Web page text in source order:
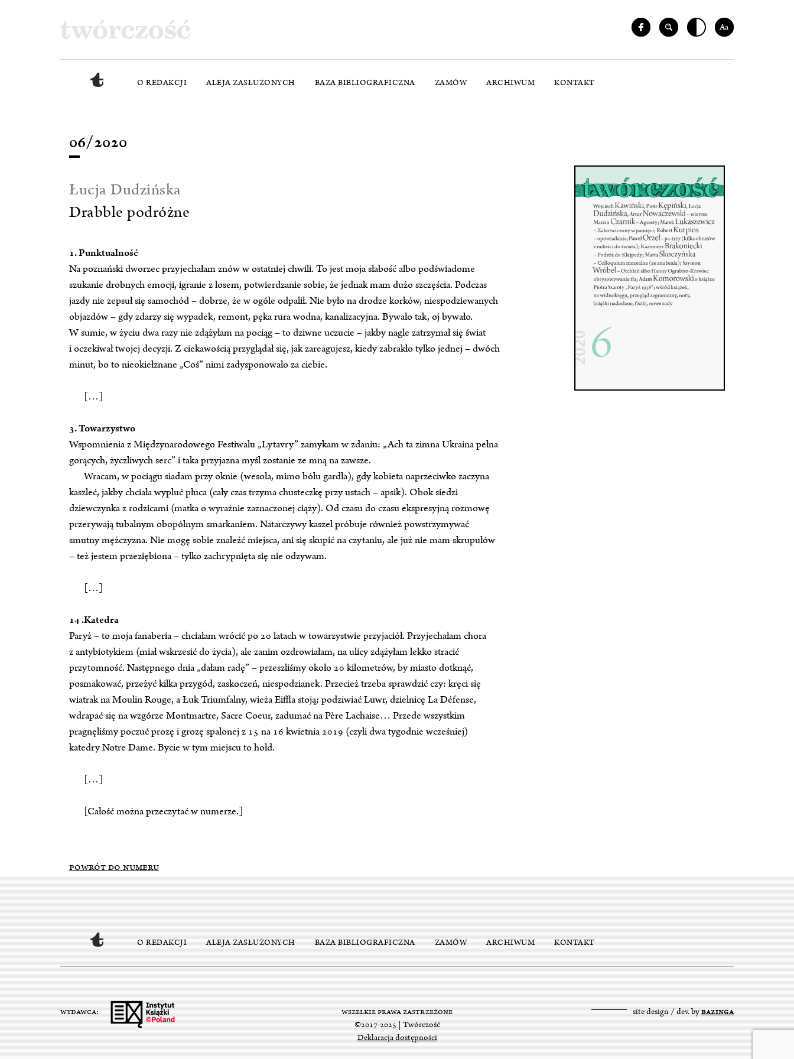
Aa
O REDAKCJI ALEJA ZASŁUŻONYCH BAZA BIBLIOGRAFICZNA ZAMÓW ARCHIWUM KONTAKT
06/2020
Łucja Dudzińska
Drabble podróżne
1. Punktualność
Na poznański dworzec przyjechałam znów w ostatniej chwili. To jest moja słabość albo podświadome
szukanie drobnych emocji, igranie z losem, potwierdzanie sobie, że jednak mam dużo szczęścia. Podczas
jazdy nie zepsuł się samochód – dobrze, że w ogóle odpalił. Nie było na drodze korków, niespodziewanych
objazdów – gdy zdarzy się wypadek, remont, pęka rura wodna, kanalizacyjna. Bywało tak, oj bywało.
W sumie, w życiu dwa razy nie zdążyłam na pociąg – to dziwne uczucie – jakby nagle zatrzymał się świat
i oczekiwał twojej decyzji. Z ciekawością przyglądał się, jak zareagujesz, kiedy zabrakło tylko jednej – dwóch
minut, bo to nieokiełznane „Coś” nimi zadysponowało za ciebie.
[…]
3. Towarzystwo
Wspomnienia z Międzynarodowego Festiwalu „Lytavry” zamykam w zdaniu: „Ach ta zimna Ukraina pełna
gorących, życzliwych serc” i taka przyjazna myśl zostanie ze mną na zawsze.
Wracam, w pociągu siadam przy oknie (wesoła, mimo bólu gardła), gdy kobieta naprzeciwko zaczyna
kaszleć, jakby chciała wypluć płuca (cały czas trzyma chusteczkę przy ustach – apsik). Obok siedzi
dziewczynka z rodzicami (matka o wyraźnie zaznaczonej ciąży). Od czasu do czasu ekspresyjną rozmowę
przerywają tubalnym obopólnym smarkaniem. Natarczywy kaszel próbuje również powstrzymywać
smutny mężczyzna. Nie mogę sobie znaleźć miejsca, ani się skupić na czytaniu, ale już nie mam skrupułów
– też jestem przeziębiona – tylko zachrypnięta się nie odzywam.
[…]
14 .Katedra
Paryż – to moja fanaberia – chciałam wrócić po 20 latach w towarzystwie przyjaciół. Przyjechałam chora
z antybiotykiem (miał wskrzesić do życia), ale zanim ozdrowiałam, na ulicy zdążyłam lekko stracić
przytomność. Następnego dnia „dałam radę” – przeszliśmy około 20 kilometrów, by miasto dotknąć,
posmakować, przeżyć kilka przygód, zaskoczeń, niespodzianek. Przecież trzeba sprawdzić czy: kręci się
wiatrak na Moulin Rouge, a Łuk Triumfalny, wieża Eiffla stoją; podziwiać Luwr, dzielnicę La Défense,
wdrapać się na wzgórze Montmartre, Sacre Coeur, zadumać na Père Lachaise… Przede wszystkim
pragnęliśmy poczuć prozę i grozę spalonej z 15 na 16 kwietnia 2019 (czyli dwa tygodnie wcześniej)
katedry Notre Dame. Bycie w tym miejscu to hołd.
[…]
[Całość można przeczytać w numerze.]
POWRÓT DO NUMERU
O REDAKCJI ALEJA ZASŁUŻONYCH BAZA BIBLIOGRAFICZNA ZAMÓW ARCHIWUM KONTAKT
WYDAWCA:
WSZELKIE PRAWA ZASTRZEŻONE
©2017-2025 | Twórczość
Deklaracja dostępności
site design / dev. byBAZINGA